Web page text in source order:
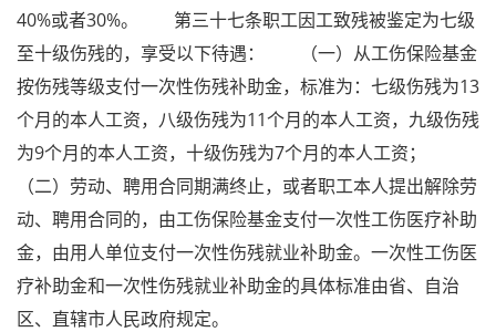
40%或者30%。 第三十七条职工因工致残被鉴定为七级
至十级伤残的，享受以下待遇： （一）从工伤保险基金
按伤残等级支付一次性伤残补助金，标准为：七级伤残为13
个月的本人工资，八级伤残为11个月的本人工资，九级伤残
为9个月的本人工资，十级伤残为7个月的本人工资；
（二）劳动、聘用合同期满终止，或者职工本人提出解除劳
动、聘用合同的，由工伤保险基金支付一次性工伤医疗补助
金，由用人单位支付一次性伤残就业补助金。一次性工伤医
疗补助金和一次性伤残就业补助金的具体标准由省、自治
区、直辖市人民政府规定。